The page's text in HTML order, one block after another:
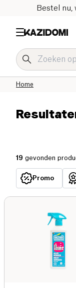
Bestel nu,
Home
19 gevonden
Promo